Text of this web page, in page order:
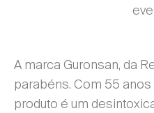
A marca Guronsan, da
parabéns. Com 55
produto é um